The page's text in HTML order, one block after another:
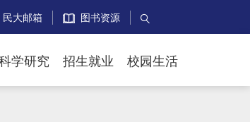
民大邮箱 图书资源 
学研究 招生就业 校园生活